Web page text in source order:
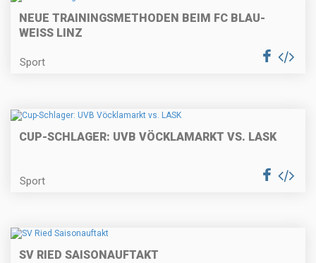
NEUE TRAININGSMETHODEN BEIM FC BLAU-
WEISS LINZ
Sport
CUP-SCHLAGER: UVB VÖCKLAMARKT VS. LASK
Sport
SV RIED SAISONAUFTAKT